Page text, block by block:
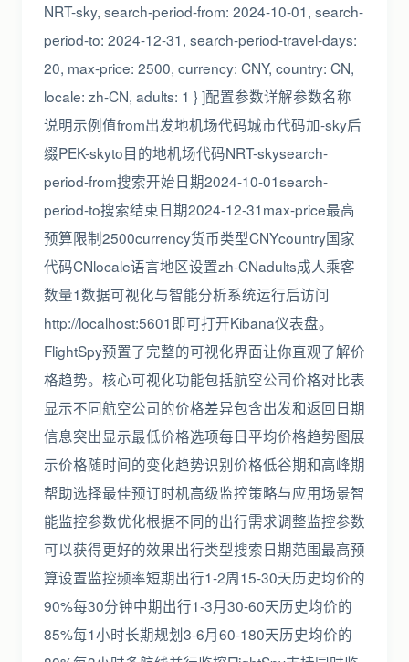
NRT-sky, search-period-from: 2024-10-01, search-
period-to: 2024-12-31, search-period-travel-days:
20, max-price: 2500, currency: CNY, country: CN,
locale: zh-CN, adults: 1 } ]配置参数详解参数名称
说明示例值from出发地机场代码城市代码加-sky后
缀PEK-skyto目的地机场代码NRT-skysearch-
period-from搜索开始日期2024-10-01search-
period-to搜索结束日期2024-12-31max-price最高
预算限制2500currency货币类型CNYcountry国家
代码CNlocale语言地区设置zh-CNadults成人乘客
数量1数据可视化与智能分析系统运行后访问
http://localhost:5601即可打开Kibana仪表盘。
FlightSpy预置了完整的可视化界面让你直观了解价
格趋势。核心可视化功能包括航空公司价格对比表
显示不同航空公司的价格差异包含出发和返回日期
信息突出显示最低价格选项每日平均价格趋势图展
示价格随时间的变化趋势识别价格低谷期和高峰期
帮助选择最佳预订时机高级监控策略与应用场景智
能监控参数优化根据不同的出行需求调整监控参数
可以获得更好的效果出行类型搜索日期范围最高预
算设置监控频率短期出行1-2周15-30天历史均价的
90%每30分钟中期出行1-3月30-60天历史均价的
85%每1小时长期规划3-6月60-180天历史均价的